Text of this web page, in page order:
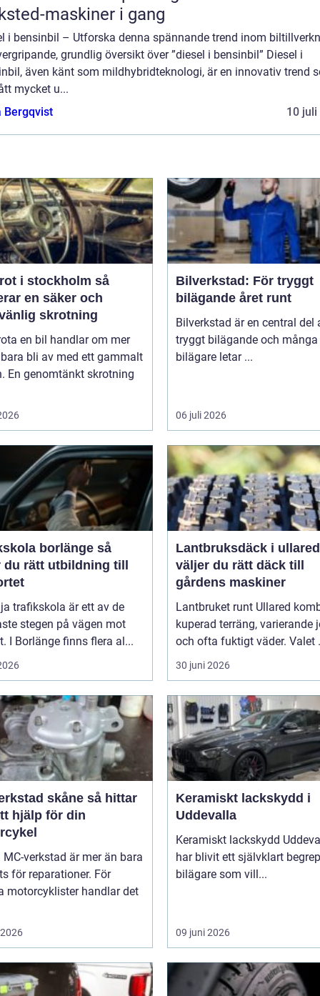
maskiner i gang
i bensinbil – Utforska denna spännande trend inom
grundlig översikt över ”diesel i bensinbil” Diesel i
även känt som mildhybridteknologi, är en innovativ trend
mycket u...
Bergqvist
10 juli
i stockholm så
en säker och
skrotning
en bil handlar om mer
bli av med ett gammalt
En genomtänkt skrotning
Bilverkstad: För tryggt
bilägande året runt
Bilverkstad är en central del
tryggt bilägande och många
bilägare letar ...
06 juli 2026
borlänge så
rätt utbildning till
trafikskola är ett av de
stegen på vägen mot
I Borlänge finns flera al...
Lantbruksdäck i ullared
väljer du rätt däck till
gårdens maskiner
Lantbruket runt Ullared
kuperad terräng, varierande
och ofta fuktigt väder. Valet
30 juni 2026
skåne så hittar
hjälp för din
MC-verkstad är mer än bara
för reparationer. För
motorcyklister handlar det
Keramiskt lackskydd i
Uddevalla
Keramiskt lackskydd
har blivit ett självklart
bilägare som vill...
09 juni 2026